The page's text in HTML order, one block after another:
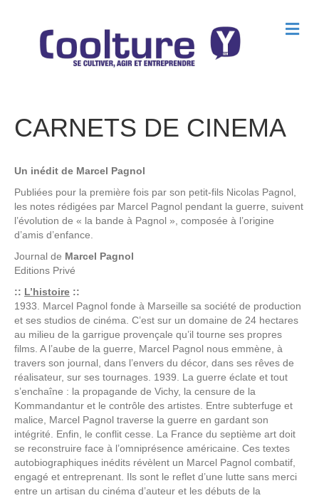
M
e
CARNETS DE CINEMA
Un inédit de Marcel Pagnol
Publiées pour la première fois par son petit-fils Nicolas Pagnol,
les notes rédigées par Marcel Pagnol pendant la guerre, suivent
l’évolution de « la bande à Pagnol », composée à l’origine
d’amis d’enfance.
Journal de Marcel Pagnol
Editions Privé
:: L’histoire ::
1933. Marcel Pagnol fonde à Marseille sa société de production
et ses studios de cinéma. C’est sur un domaine de 24 hectares
au milieu de la garrigue provençale qu’il tourne ses propres
films. A l’aube de la guerre, Marcel Pagnol nous emmène, à
travers son journal, dans l’envers du décor, dans ses rêves de
réalisateur, sur ses tournages. 1939. La guerre éclate et tout
s’enchaîne : la propagande de Vichy, la censure de la
Kommandantur et le contrôle des artistes. Entre subterfuge et
malice, Marcel Pagnol traverse la guerre en gardant son
intégrité. Enfin, le conflit cesse. La France du septième art doit
se reconstruire face à l’omniprésence américaine. Ces textes
autobiographiques inédits révèlent un Marcel Pagnol combatif,
engagé et entreprenant. Ils sont le reflet d’une lutte sans merci
entre un artisan du cinéma d’auteur et les débuts de la